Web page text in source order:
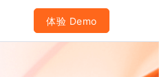
体验 Demo